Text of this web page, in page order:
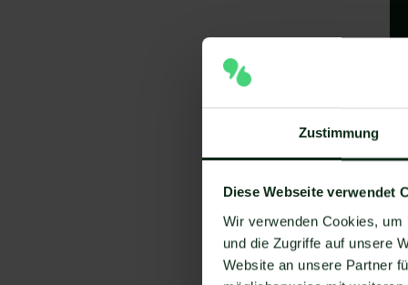
Zustimmung
Diese Webseite verwendet
Wir verwenden Cookies,
und die Zugriffe auf unsere
Website an unsere Partner